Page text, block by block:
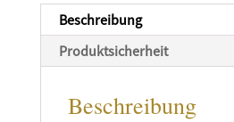
Beschreibung
Produktsicherheit
Beschreibung